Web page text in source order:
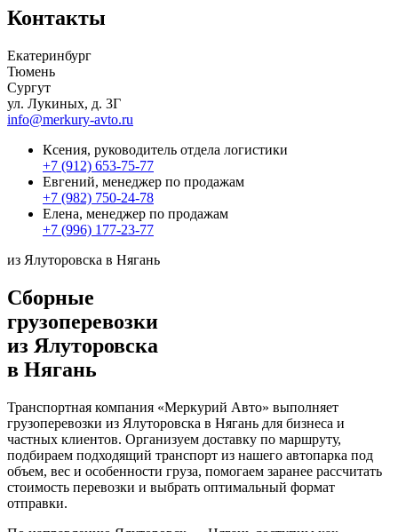
Контакты
Екатеринбург
Тюмень
Сургут
ул. Лукиных, д. 3Г
info@merkury-avto.ru
Ксения, руководитель отдела логистики
+7 (912) 653-75-77
Евгений, менеджер по продажам
+7 (982) 750-24-78
Елена, менеджер по продажам
+7 (996) 177-23-77
из Ялуторовска в Нягань
Сборные
грузоперевозки
из Ялуторовска
в Нягань
Транспортная компания «Меркурий Авто» выполняет
грузоперевозки из Ялуторовска в Нягань для бизнеса и
частных клиентов. Организуем доставку по маршруту,
подбираем подходящий транспорт из нашего автопарка под
объем, вес и особенности груза, помогаем заранее рассчитать
стоимость перевозки и выбрать оптимальный формат
отправки.